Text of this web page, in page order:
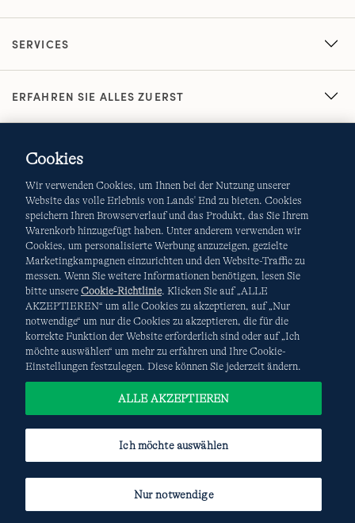
SERVICES
ERFAHREN SIE ALLES ZUERST
AGB Datenschutz & Sicherheit
Cookies-Ich möchte auswählen Site Map
Internationale Websites
Diese Website ist durch reCAPTCHA geschützt. Es gelten die
DatenschutzerklärungundNutzungsbedingungen
Google.
Cookies
Wir verwenden Cookies, um Ihnen bei der Nutzung unserer
Website das volle Erlebnis von Lands' End zu bieten. Cookies
speichern Ihren Browserverlauf und das Produkt, das Sie Ihrem
Warenkorb hinzugefügt haben. Unter anderem verwenden wir
Cookies, um personalisierte Werbung anzuzeigen, gezielte
Marketingkampagnen einzurichten und den Website-Traffic zu
messen. Wenn Sie weitere Informationen benötigen, lesen Sie
bitte unsere Cookie-Richtlinie. Klicken Sie auf „ALLE
AKZEPTIEREN“ um alle Cookies zu akzeptieren, auf „Nur
notwendige“ um nur die Cookies zu akzeptieren, die für die
korrekte Funktion der Website erforderlich sind oder auf „Ich
möchte auswählen“ um mehr zu erfahren und Ihre Cookie-
Einstellungen festzulegen. Diese können Sie jederzeit ändern.
Ich möchte auswählen
Nur notwendige
ALLE AKZEPTIEREN